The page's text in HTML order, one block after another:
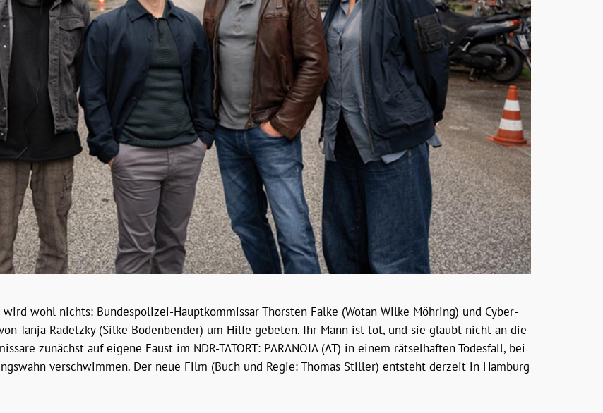
wohl nichts: Bundespolizei-Hauptkommissar Thorsten Falke (Wotan Wilke Möhring) und Cyber-
Tanja Radetzky (Silke Bodenbender) um Hilfe gebeten. Ihr Mann ist tot, und sie glaubt nicht an die
zunächst auf eigene Faust im NDR-TATORT: PARANOIA (AT) in einem rätselhaften Todesfall, bei
verschwimmen. Der neue Film (Buch und Regie: Thomas Stiller) entsteht derzeit in Hamburg